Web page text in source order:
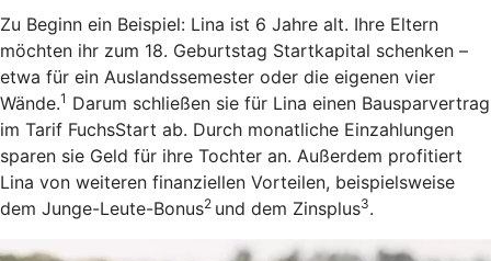
Zu Beginn ein Beispiel: Lina ist 6 Jahre alt. Ihre Eltern
möchten ihr zum 18. Geburtstag Startkapital schenken –
etwa für ein Auslandssemester oder die eigenen vier
Wände.1 Darum schließen sie für Lina einen Bausparvertrag
im Tarif FuchsStart ab. Durch monatliche Einzahlungen
sparen sie Geld für ihre Tochter an. Außerdem profitiert
Lina von weiteren finanziellen Vorteilen, beispielsweise
dem Junge-Leute-Bonus2 und dem Zinsplus3.